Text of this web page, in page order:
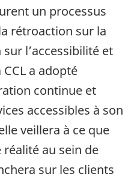
un processus
rétroaction sur la
l’accessibilité et
a adopté
continue et
accessibles à son
veillera à ce que
réalité au sein de
sur les clients